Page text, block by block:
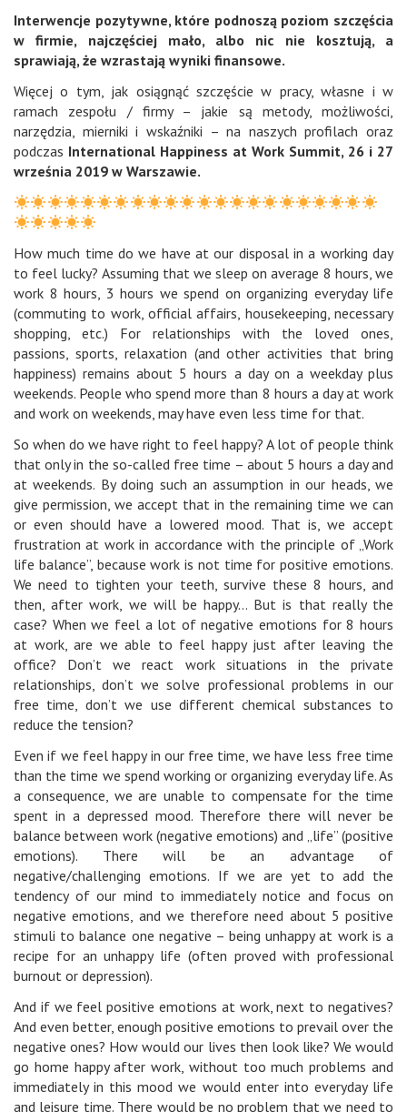
Interwencje pozytywne, które podnoszą poziom szczęścia
w firmie, najczęściej mało, albo nic nie kosztują, a
sprawiają, że wzrastają wyniki finansowe.
Więcej o tym, jak osiągnąć szczęście w pracy, własne i w
ramach zespołu / firmy – jakie są metody, możliwości,
narzędzia, mierniki i wskaźniki – na naszych profilach oraz
podczas International Happiness at Work Summit, 26 i 27
września 2019 w Warszawie.
How much time do we have at our disposal in a working day
to feel lucky? Assuming that we sleep on average 8 hours, we
work 8 hours, 3 hours we spend on organizing everyday life
(commuting to work, official affairs, housekeeping, necessary
shopping, etc.) For relationships with the loved ones,
passions, sports, relaxation (and other activities that bring
happiness) remains about 5 hours a day on a weekday plus
weekends. People who spend more than 8 hours a day at work
and work on weekends, may have even less time for that.
So when do we have right to feel happy? A lot of people think
that only in the so-called free time – about 5 hours a day and
at weekends. By doing such an assumption in our heads, we
give permission, we accept that in the remaining time we can
or even should have a lowered mood. That is, we accept
frustration at work in accordance with the principle of „Work
life balance”, because work is not time for positive emotions.
We need to tighten your teeth, survive these 8 hours, and
then, after work, we will be happy… But is that really the
case? When we feel a lot of negative emotions for 8 hours
at work, are we able to feel happy just after leaving the
office? Don’t we react work situations in the private
relationships, don’t we solve professional problems in our
free time, don’t we use different chemical substances to
reduce the tension?
Even if we feel happy in our free time, we have less free time
than the time we spend working or organizing everyday life. As
a consequence, we are unable to compensate for the time
spent in a depressed mood. Therefore there will never be
balance between work (negative emotions) and „life” (positive
emotions). There will be an advantage of
negative/challenging emotions. If we are yet to add the
tendency of our mind to immediately notice and focus on
negative emotions, and we therefore need about 5 positive
stimuli to balance one negative – being unhappy at work is a
recipe for an unhappy life (often proved with professional
burnout or depression).
And if we feel positive emotions at work, next to negatives?
And even better, enough positive emotions to prevail over the
negative ones? How would our lives then look like? We would
go home happy after work, without too much problems and
immediately in this mood we would enter into everyday life
and leisure time. There would be no problem that we need to